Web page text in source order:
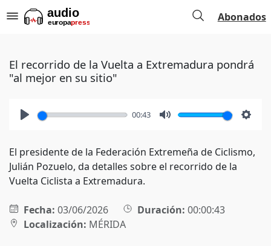
Abonados
El recorrido de la Vuelta a Extremadura pondrá
"al mejor en su sitio"
00:43
El presidente de la Federación Extremeña de Ciclismo,
Julián Pozuelo, da detalles sobre el recorrido de la
Vuelta Ciclista a Extremadura.
Fecha: 03/06/2026 Duración: 00:00:43
Localización: MÉRIDA